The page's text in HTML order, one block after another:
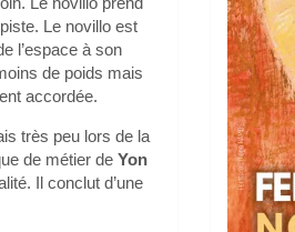
Le novillo est
l’espace à son
de poids mais
accordée.
très peu lors de la
de métier de Yon
Il conclut d’une